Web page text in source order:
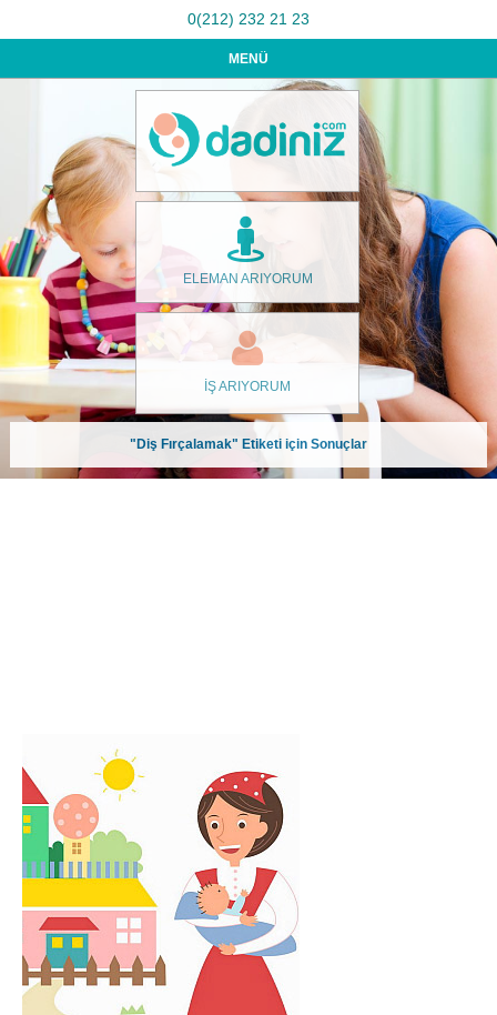
0(212) 232 21 23
MENÜ
ELEMAN ARIYORUM
İŞ ARIYORUM
"Diş Fırçalamak" Etiketi için Sonuçlar